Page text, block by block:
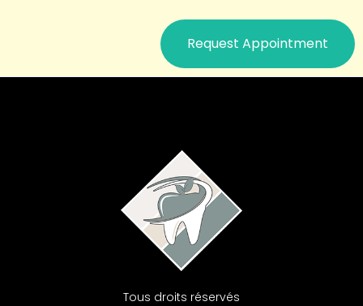
Request Appointment
Tous droits réservés